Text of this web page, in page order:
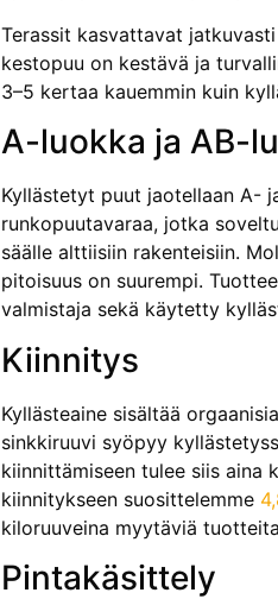
Terassit kasvattavat
kestopuu on kestävä ja
3–5 kertaa kauemmin kuin
A-luokka ja AB-
Kyllästetyt puut jaotellaan A-
runkopuutavaraa, jotka
säälle alttiisiin rakenteisiin.
pitoisuus on suurempi.
valmistaja sekä käytetty
Kiinnitys
Kyllästeaine sisältää
sinkkiruuvi syöpyy
kiinnittämiseen tulee siis
kiinnitykseen suosittelemme
kiloruuveina myytäviä
Pintakäsittely